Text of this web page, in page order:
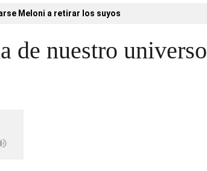
Meloni a retirar los suyos
de nuestro universo